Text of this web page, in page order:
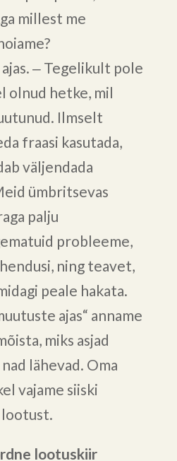
millest me
‒ Tegelikult pole
olnud hetke, mil
Ilmselt
fraasi kasutada,
väljendada
ümbritsevas
palju
probleeme,
ning teavet,
peale hakata.
ajas“ anname
miks asjad
lähevad. Oma
vajame siiski
lootuskiir